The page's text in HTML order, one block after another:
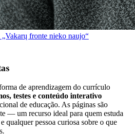
fronte nieko naujo“
de aprendizagem do currículo
testes e conteúdo interativo
de educação. As páginas são
— um recurso ideal para quem estuda
qualquer pessoa curiosa sobre o que